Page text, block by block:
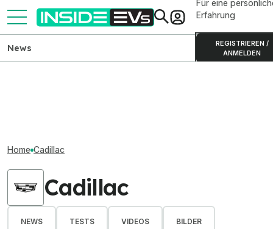
Für eine
Erfahrung
REGISTRIEREN /
ANMELDEN
News
Home Cadillac
Cadillac
NEWS TESTS VIDEOS BILDER